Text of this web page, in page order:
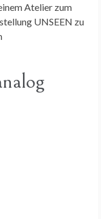
Atelier zum
UNSEEN zu